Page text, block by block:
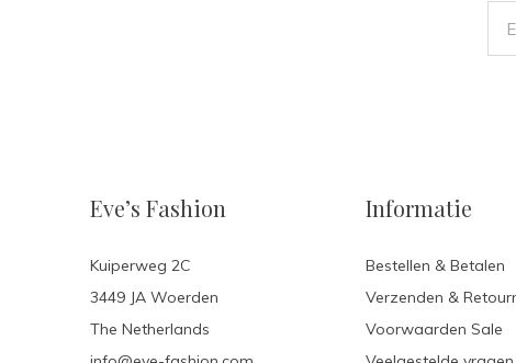
Eve’s Fashion
Kuiperweg 2C
3449 JA Woerden
The Netherlands
Informatie
Bestellen & Betalen
Verzenden &
Voorwaarden Sale